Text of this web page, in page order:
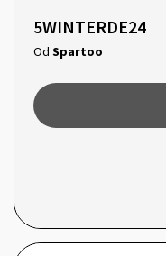
5WINTERDE24
Od Spartoo